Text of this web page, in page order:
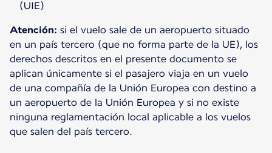
(UIE)
Atención: si el vuelo sale de un aeropuerto situado
en un país tercero (que no forma parte de la UE), los
derechos descritos en el presente documento se
aplican únicamente si el pasajero viaja en un vuelo
de una compañía de la Unión Europea con destino a
un aeropuerto de la Unión Europea y si no existe
ninguna reglamentación local aplicable a los vuelos
que salen del país tercero.